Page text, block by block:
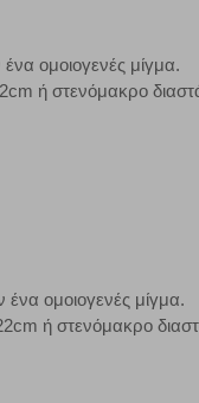
ομοιογενές μίγμα.
ή στενόμακρο
ένα ομοιογενές μίγμα.
ή στενόμακρο